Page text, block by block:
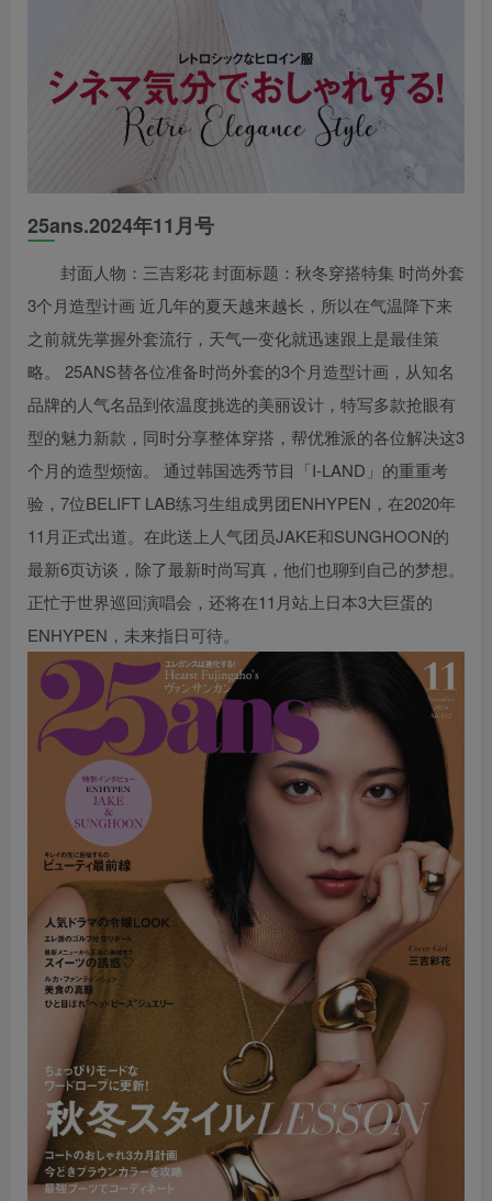
25ans.2024年11月号
封面人物：三吉彩花 封面标题：秋冬穿搭特集 时尚外套
3个月造型计画 近几年的夏天越来越长，所以在气温降下来
之前就先掌握外套流行，天气一变化就迅速跟上是最佳策
略。 25ANS替各位准备时尚外套的3个月造型计画，从知名
品牌的人气名品到依温度挑选的美丽设计，特写多款抢眼有
型的魅力新款，同时分享整体穿搭，帮优雅派的各位解决这3
个月的造型烦恼。 通过韩国选秀节目「I-LAND」的重重考
验，7位BELIFT LAB练习生组成男团ENHYPEN，在2020年
11月正式出道。在此送上人气团员JAKE和SUNGHOON的
最新6页访谈，除了最新时尚写真，他们也聊到自己的梦想。
正忙于世界巡回演唱会，还将在11月站上日本3大巨蛋的
ENHYPEN，未来指日可待。